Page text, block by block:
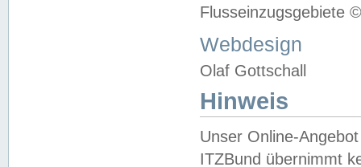
Flusseinzugsgebiete
Webdesign
Olaf Gottschall
Hinweis
Unser Online-
ITZBund übernimmt